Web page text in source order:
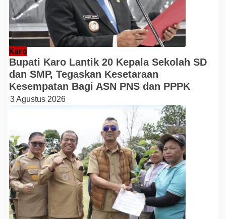
Karo
Bupati Karo Lantik 20 Kepala Sekolah SD
dan SMP, Tegaskan Kesetaraan
Kesempatan Bagi ASN PNS dan PPPK
3 Agustus 2026